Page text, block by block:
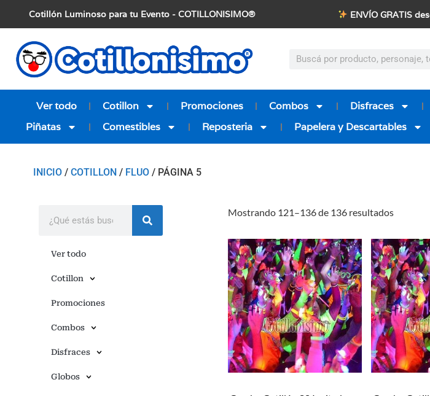
Cotillón Luminoso para tu Evento - COTILLONISIMO® ENVÍO GRATIS
Ver todo Cotillon Promociones Combos Disfraces
Piñatas
Comestibles Reposteria Papelera y Descartables
INICIO/ COTILLON/ FLUO/ PÁGINA 5
Ver todo
Cotillon
Promociones
Combos
Disfraces
Globos
Mostrando 121–136 de 136 resultados